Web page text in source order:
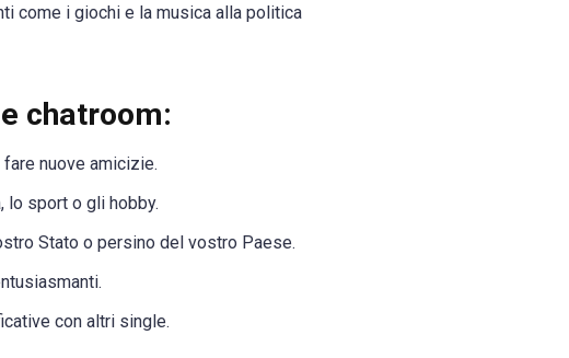
come i giochi e la musica alla politica
chatroom:
nuove amicizie.
lo sport o gli hobby.
Stato o persino del vostro Paese.
con altri single.